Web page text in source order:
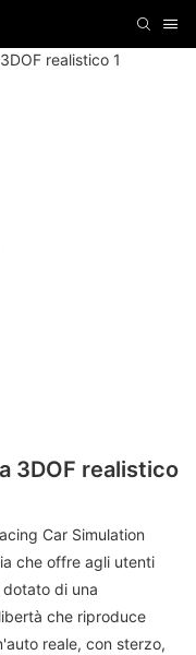
3DOF realistico
Car Simulation
che offre agli utenti
di una
che riproduce
reale, con sterzo,